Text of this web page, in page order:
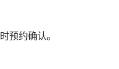
预约确认。